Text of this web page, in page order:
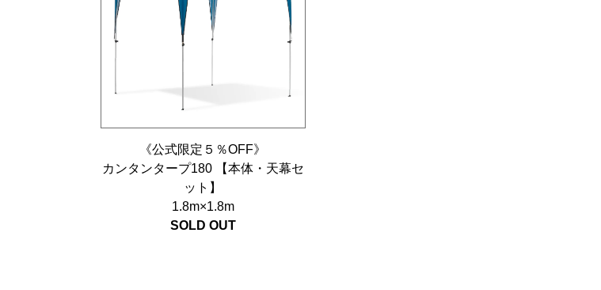
《公式限定５％OFF》
カンタンタープ180 【本体・天幕セ
ット】
1.8m×1.8m
SOLD OUT